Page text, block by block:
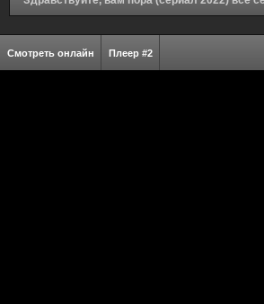
Смотреть онлайн Плеер #2